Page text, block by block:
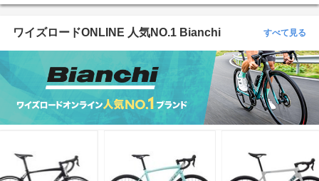
ワイズロードONLINE 人気NO.1 Bianchi すべて見る